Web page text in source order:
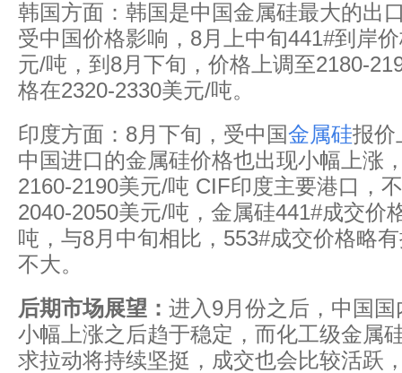
韩国方面：韩国是中国金属硅最大的出
受中国价格影响，8月上中旬441#到岸
元/吨，到8月下旬，价格上调至2180-
格在2320-2330美元/吨。
印度方面：8月下旬，受中国金属硅报价
中国进口的金属硅价格也出现小幅上涨
2160-2190美元/吨 CIF印度主要港口，
2040-2050美元/吨，金属硅441#成交价
吨，与8月中旬相比，553#成交价格略
不大。
后期市场展望： 进入9月份之后，中国
小幅上涨之后趋于稳定，而化工级金属
求拉动将持续坚挺，成交也会比较活跃